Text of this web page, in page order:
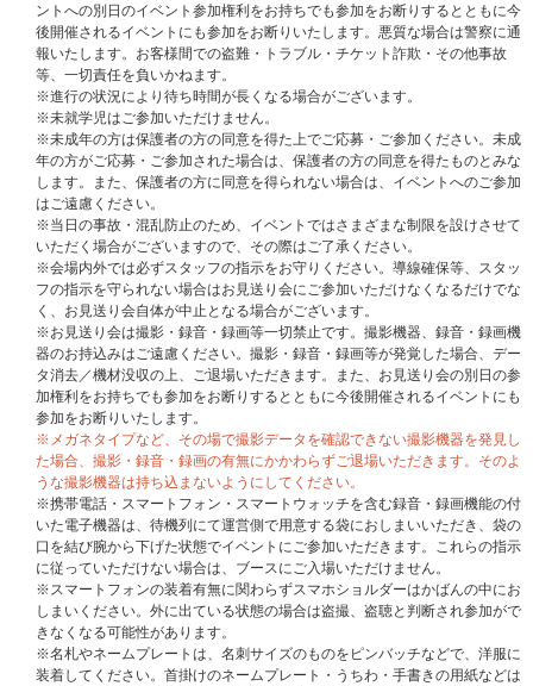
※やむを得ない事情により、イベント内容やメンバーの変更、または中止に
なる場合もございます。変更・中止に伴うご予約・ご購入商品のキャンセ
ル・返品・返金はお受けできません。また、日程の振替等もございませんの
でご了承ください。
※当選者ご本人様都合による不参加の場合も、ご予約・ご購入商品のキャン
セル・返品・返金はできません。
※注意事項および参加条件に従っていただけない場合、イベントへの参加を
お断りすることがございますので、あらかじめご了承の上ご参加ください。
■応募期間
【1回目】2025年12月22日(月)18:00～2026年1月4日(日)23:59
★当選発表：2026年1月13日(火)20:00以降順次
【2回目】2026年1月5日(月)0:00～2026年1月14日(水)17:59
★当選発表：2026年1月22日(木)20:00以降順次
※UNIVERSAL MUSIC STOREとWeverse Shopの各ストアで抽選を行うた
め、両ストアで同一公演日に応募した場合、重複当選の可能性がございま
す。万が一、同一公演日に当選された場合でも、取り消し・払い戻し等はで
きませんので、あらかじめご了承ください。また、同一公演日に重複当選さ
れた場合でも、当選されたご本人様しかご参加できません。
利をご家族・ご友人を含め第三者に売買・譲渡することは一切禁止です。発
覚した場合は、ご参加をお断りさせていただきます。
※メンバー全員お見送り会の応募を希望される方は、必ず「メンバー全員お
見送り会応募商品」を選択してご購入ください。
通常商品をご購入いただいても応募抽選の対象にはなりません。
＜重要＞
※UNIVERSAL MUSIC STORE購入者の方のご本人確認は｢会員登録情報｣に
て行われます｡
※販売対象サイトの登録情報と『主催者が指定する顔写真付きの身分証明
書』が一致しない場合は、いかなる理由があってもご参加いただけません。
※当選されたご本人様のみイベントにご参加いただけます。保護者様の名義
ントへの別日のイベント参加権利をお持ちでも参加をお断りするとともに今
後開催されるイベントにも参加をお断りいたします。悪質な場合は警察に通
報いたします。お客様間での盗難・トラブル・チケット詐欺・その他事故
等、一切責任を負いかねます。
※進行の状況により待ち時間が長くなる場合がございます。
※未就学児はご参加いただけません。
※未成年の方は保護者の方の同意を得た上でご応募・ご参加ください。未成
年の方がご応募・ご参加された場合は、保護者の方の同意を得たものとみな
します。また、保護者の方に同意を得られない場合は、イベントへのご参加
はご遠慮ください。
※当日の事故・混乱防止のため、イベントではさまざまな制限を設けさせて
いただく場合がございますので、その際はご了承ください。
※会場内外では必ずスタッフの指示をお守りください。導線確保等、スタッ
フの指示を守られない場合はお見送り会にご参加いただけなくなるだけでな
く、お見送り会自体が中止となる場合がございます。
※お見送り会は撮影・録音・録画等一切禁止です。撮影機器、録音・録画機
器のお持込みはご遠慮ください。撮影・録音・録画等が発覚した場合、デー
タ消去／機材没収の上、ご退場いただきます。また、お見送り会の別日の参
加権利をお持ちでも参加をお断りするとともに今後開催されるイベントにも
参加をお断りいたします。
※メガネタイプなど、その場で撮影データを確認できない撮影機器を発見し
た場合、撮影・録音・録画の有無にかかわらずご退場いただきます。そのよ
うな撮影機器は持ち込まないようにしてください。
※携帯電話・スマートフォン・スマートウォッチを含む録音・録画機能の付
いた電子機器は、待機列にて運営側で用意する袋におしまいいただき、袋の
口を結び腕から下げた状態でイベントにご参加いただきます。これらの指示
に従っていただけない場合は、ブースにご入場いただけません。
※スマートフォンの装着有無に関わらずスマホショルダーはかばんの中にお
しまいください。外に出ている状態の場合は盗撮、盗聴と判断され参加がで
きなくなる可能性があります。
※名札やネームプレートは、名刺サイズのものをピンバッチなどで、洋服に
装着してください。首掛けのネームプレート・うちわ・手書きの用紙などは